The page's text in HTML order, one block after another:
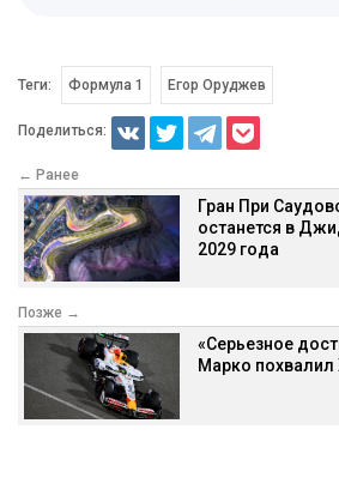
Теги: Формула 1 Егор Оруджев
Поделиться:
← Ранее
Гран При
останется в
2029 года
Позже →
«Серьезное
Марко